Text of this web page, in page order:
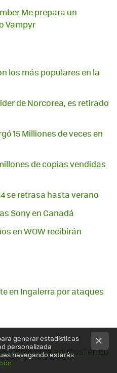
Me prepara un
Vampyr
los más populares en la
de Norcorea, es retirado
15 Milliones de veces en
de copias vendidas
se retrasa hasta verano
Sony en Canadá
en WOW recibirán
en Ingalerra por ataques
"Sólo para adultos" en EU
generar estadísticas
personalizada
navegando estarás